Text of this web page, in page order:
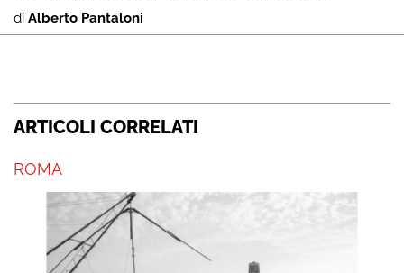
di Alberto Pantaloni
ARTICOLI CORRELATI
ROMA